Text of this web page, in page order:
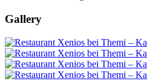
Gallery